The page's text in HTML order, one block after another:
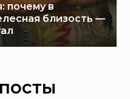
почему в
близость —